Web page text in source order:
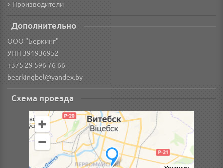
Производители
Дополнительно
ООО "Беркинг"
УНП 391936952
+375 29 596 76 66
bearkingbel@yandex.by
Схема проезда